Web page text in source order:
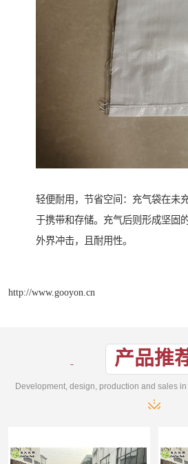
轻便耐用，节省空间：充气袋在未
于携带和存储。充气后则形成坚固
外界冲击，且耐用性。
http://www.gooyon.cn
产品推